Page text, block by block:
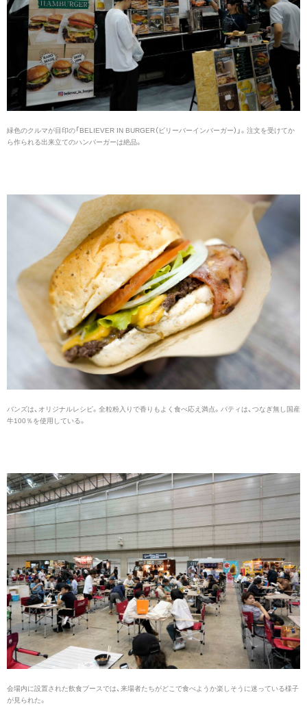
緑色のクルマが目印の「BELIEVER IN BURGER（ビリーバーインバーガー）」。注文を受けてか
ら作られる出来立てのハンバーガーは絶品。
バンズは、オリジナルレシピ。全粒粉入りで香りもよく食べ応え満点。パティは、つなぎ無し国産
牛100％を使用している。
会場内に設置された飲食ブースでは、来場者たちがどこで食べようか楽しそうに迷っている様子
が見られた。